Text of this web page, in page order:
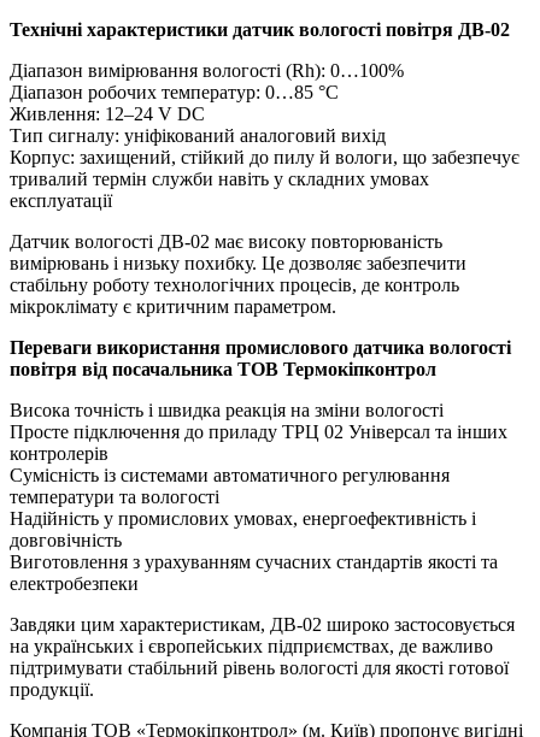
Технічні характеристики датчик вологості повітря ДВ-02
Діапазон вимірювання вологості (Rh): 0…100%
Діапазон робочих температур: 0…85 °С
Живлення: 12–24 V DC
Тип сигналу: уніфікований аналоговий вихід
Корпус: захищений, стійкий до пилу й вологи, що забезпечує
тривалий термін служби навіть у складних умовах
експлуатації
Датчик вологості ДВ-02 має високу повторюваність
вимірювань і низьку похибку. Це дозволяє забезпечити
стабільну роботу технологічних процесів, де контроль
мікроклімату є критичним параметром.
Переваги використання промислового датчика вологості
повітря від посачальника ТОВ Термокіпконтрол
Висока точність і швидка реакція на зміни вологості
Просте підключення до приладу ТРЦ 02 Універсал та інших
контролерів
Сумісність із системами автоматичного регулювання
температури та вологості
Надійність у промислових умовах, енергоефективність і
довговічність
Виготовлення з урахуванням сучасних стандартів якості та
електробезпеки
Завдяки цим характеристикам, ДВ-02 широко застосовується
на українських і європейських підприємствах, де важливо
підтримувати стабільний рівень вологості для якості готової
продукції.
Компанія ТОВ «Термокіпконтрол» (м. Київ) пропонує вигідні